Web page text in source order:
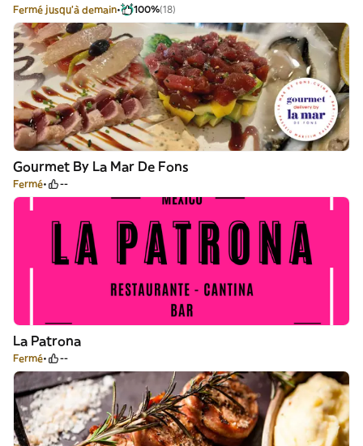
Fermé jusqu'à demain 100%(18)
Gourmet By La Mar De Fons
Fermé --
La Patrona
Fermé --